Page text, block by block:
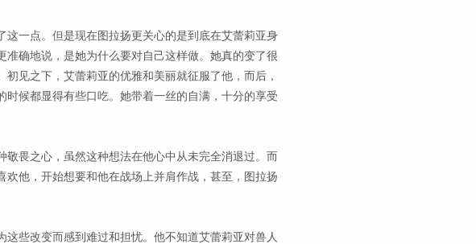
一点。但是现在图拉扬更关心的是到底在艾蕾莉亚身
准确地说，是她为什么要对自己这样做。她真的变了很
见之下，艾蕾莉亚的优雅和美丽就征服了他，而后，
候都显得有些口吃。她带着一丝的自满，十分的享受
畏之心，虽然这种想法在他心中从未完全消退过。而
他，开始想要和他在战场上并肩作战，甚至，图拉扬
些改变而感到难过和担忧。他不知道艾蕾莉亚对兽人